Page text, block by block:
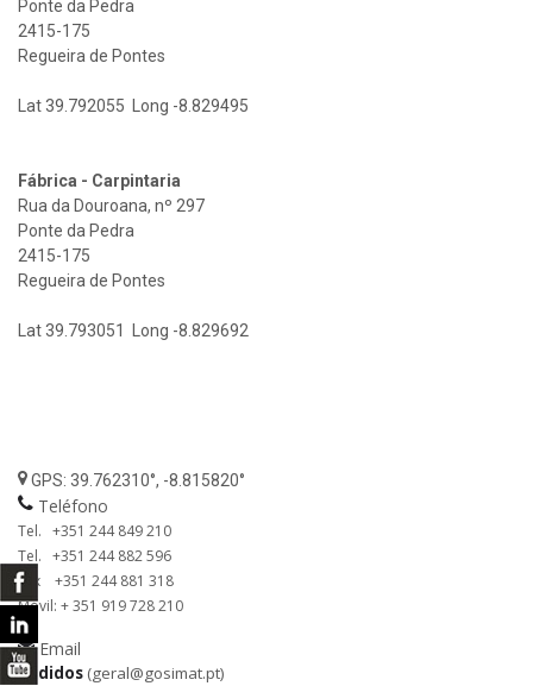
Ponte da Pedra
2415-175
Regueira de Pontes
Lat 39.792055 Long -8.829495
Fábrica - Carpintaria
Rua da Douroana, nº 297
Ponte da Pedra
2415-175
Regueira de Pontes
Lat 39.793051 Long -8.829692
GPS: 39.762310°, -8.815820°
Teléfono
Tel. +351 244 849 210
Tel. +351 244 882 596
Fax +351 244 881 318
Móvil: + 351 919 728 210
Email
Pedidos (geral@gosimat.pt)